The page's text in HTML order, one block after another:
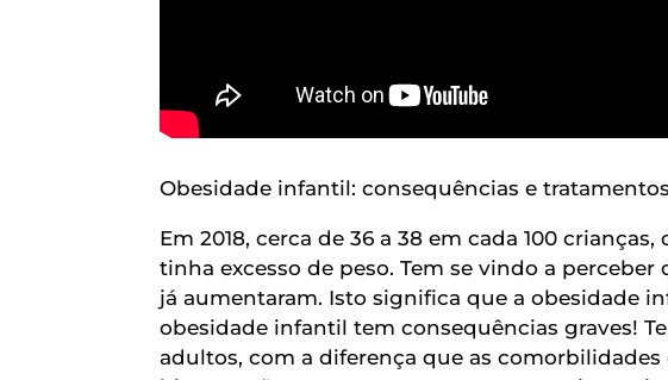
Obesidade infantil: consequências e tratamentos
Em 2018, cerca de 36 a 38 em cada 100
tinha excesso de peso. Tem se vindo a
já aumentaram. Isto significa que a obesidade
obesidade infantil tem consequências graves!
adultos, com a diferença que as